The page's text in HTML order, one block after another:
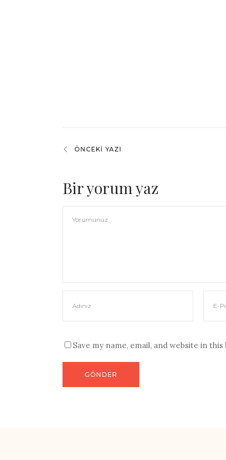
ÖNCEKI YAZI
Bir yorum yaz
Save my name, email, and website in